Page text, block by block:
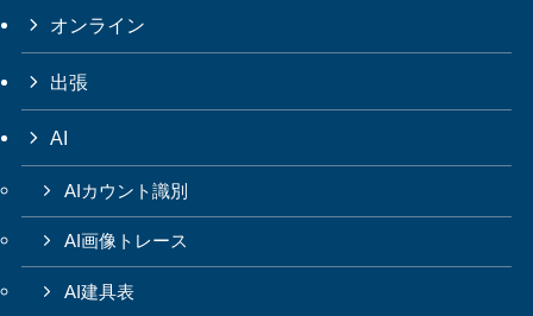
オンライン
出張
AI
AIカウント識別
AI画像トレース
AI建具表